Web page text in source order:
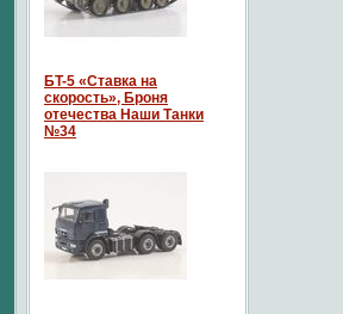
БT-5 «Ставка на
скорость», Броня
отечества Наши Танки
№34